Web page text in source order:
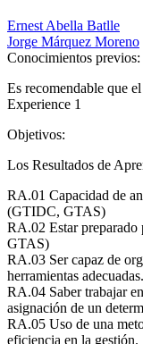
Ernest Abella Batlle
Jorge Márquez Moreno
Conocimientos previos:
Es recomendable que
Experience 1
Objetivos:
Los Resultados de
RA.01 Capacidad de
(GTIDC, GTAS)
RA.02 Estar preparado
GTAS)
RA.03 Ser capaz de
herramientas adecuadas.
RA.04 Saber trabajar
asignación de un
RA.05 Uso de una
eficiencia en la gestión.